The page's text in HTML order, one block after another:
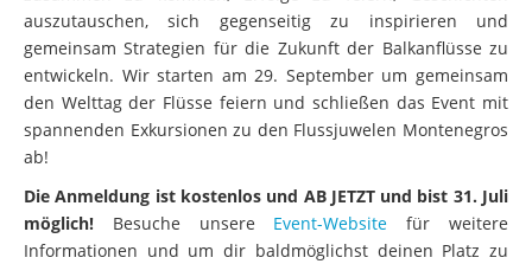
auszutauschen, sich gegenseitig zu inspirieren und
gemeinsam Strategien für die Zukunft der Balkanflüsse zu
entwickeln. Wir starten am 29. September um gemeinsam
den Welttag der Flüsse feiern und schließen das Event mit
spannenden Exkursionen zu den Flussjuwelen Montenegros
ab!
Die Anmeldung ist kostenlos und AB JETZT und bist 31. Juli
möglich! Besuche unsere Event-Website für weitere
Informationen und um dir baldmöglichst deinen Platz zu